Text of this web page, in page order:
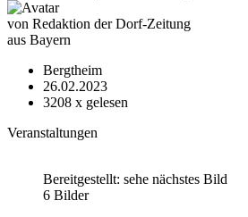
von Redaktion der Dorf-Zeitung
aus Bayern
Bergtheim
26.02.2023
3208 x gelesen
Veranstaltungen
Bereitgestellt: sehe nächstes Bild
6 Bilder